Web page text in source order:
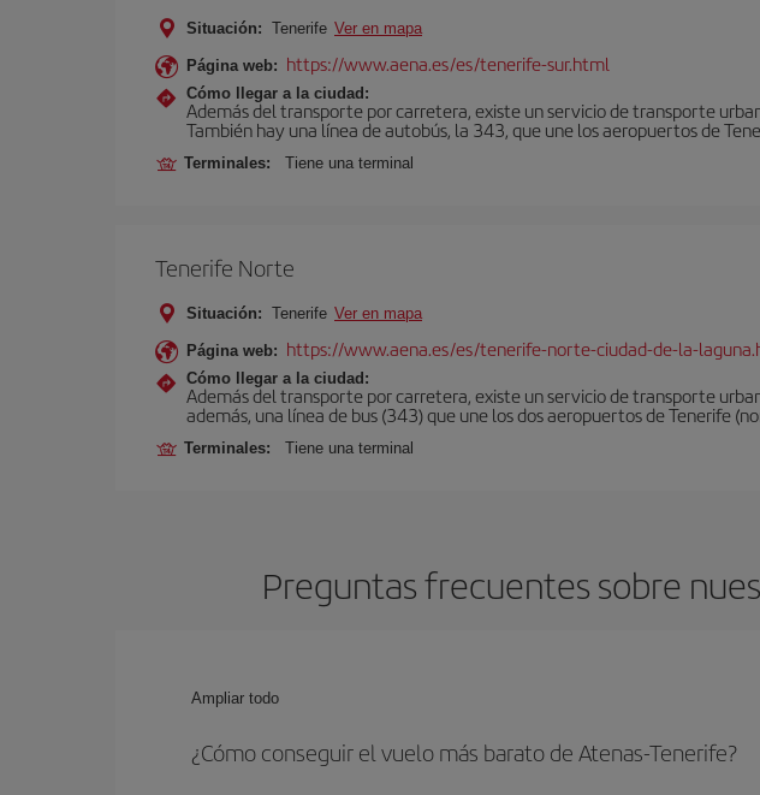
Situación: Tenerife Ver en mapa
Página web: https://www.aena.es/es/tenerife-sur.html
Cómo llegar a la ciudad:
Además del transporte por carretera, existe un servicio de transporte
También hay una línea de autobús, la 343, que une los aeropuertos de
Terminales: Tiene una terminal
Tenerife Norte
Situación: Tenerife Ver en mapa
Página web: https://www.aena.es/es/tenerife-norte-ciudad-de-la-
Cómo llegar a la ciudad:
Además del transporte por carretera, existe un servicio de transporte
además, una línea de bus (343) que une los dos aeropuertos de Tenerife
Terminales: Tiene una terminal
Preguntas frecuentes sobre
Ampliar todo
¿Cómo conseguir el vuelo más barato de Atenas-Tenerife?